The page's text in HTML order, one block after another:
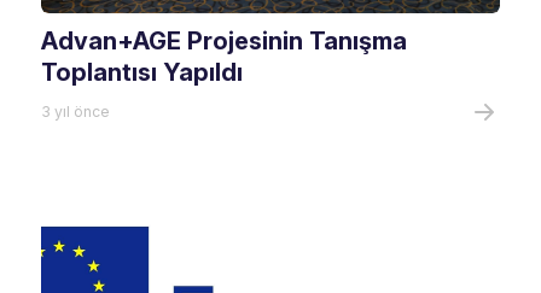
Advan+AGE Projesinin Tanışma
Toplantısı Yapıldı
3 yıl önce